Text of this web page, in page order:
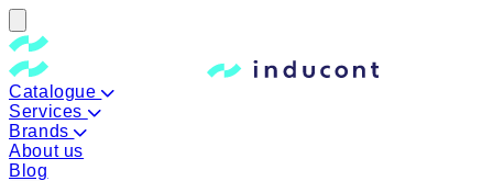
Catalogue
Services
Brands
About us
Blog